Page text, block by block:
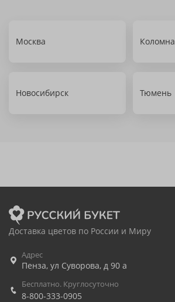
Москва Коломна
Новосибирск Тюмень
Доставка цветов по России и Миру
Адрес
Пенза, ул Суворова, д 90 а
Бесплатно. Круглосуточно
8-800-333-0905